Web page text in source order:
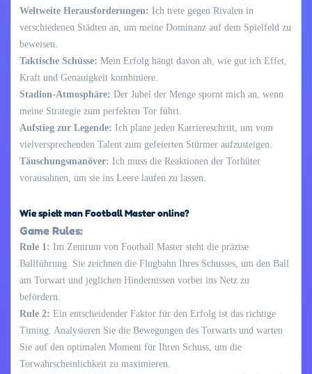
Weltweite Herausforderungen: Ich trete gegen Rivalen in
verschiedenen Städten an, um meine Dominanz auf dem Spielfeld zu
beweisen.
Taktische Schüsse: Mein Erfolg hängt davon ab, wie gut ich Effet,
Kraft und Genauigkeit kombiniere.
Stadion-Atmosphäre: Der Jubel der Menge spornt mich an, wenn
meine Strategie zum perfekten Tor führt.
Aufstieg zur Legende: Ich plane jeden Karriereschritt, um vom
vielversprechenden Talent zum gefeierten Stürmer aufzusteigen.
Täuschungsmanöver: Ich muss die Reaktionen der Torhüter
vorausahnen, um sie ins Leere laufen zu lassen.
Wie spielt man Football Master online?
Game Rules:
Rule 1: Im Zentrum von Football Master steht die präzise
Ballführung. Sie zeichnen die Flugbahn Ihres Schusses, um den Ball
am Torwart und jeglichen Hindernissen vorbei ins Netz zu
befördern.
Rule 2: Ein entscheidender Faktor für den Erfolg ist das richtige
Timing. Analysieren Sie die Bewegungen des Torwarts und warten
Sie auf den optimalen Moment für Ihren Schuss, um die
Torwahrscheinlichkeit zu maximieren.